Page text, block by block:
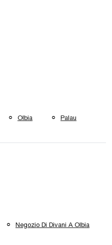
Olbia Palau
Negozio Di Divani A Olbia